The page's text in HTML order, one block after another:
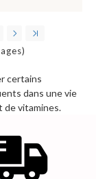
certains
dans une vie
de vitamines.